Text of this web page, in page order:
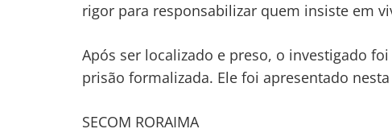
rigor para responsabilizar quem insiste em
Após ser localizado e preso, o investigado
prisão formalizada. Ele foi apresentado
SECOM RORAIMA